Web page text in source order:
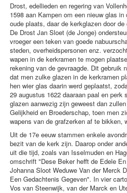
Drost, edellieden en regering van
1598 aan Kampen om een nieuw glas
oude plaats, daar de kerkglazen door
De Drost Jan Sloet (de Jonge)
vroeger een teken van goede
steden, overheidspersonen enz.
wapen in de kerkramen te mogen
rekening van de gevraagde. Dit gebruik
dat men zulke glazen in de kerkramen
hen wier glas daarin werd geplaatst,
29 augustus 1622 daaraan paal en
glazen aanwezig zijn geweest dan
Gelijkheid en Broederschap, toen men
wapens van de grafzerken af te bikken,
Uit de 17e eeuw stammen enkele
bezit van de kerk zijn. Daarop onder
uit die tijd, zoals van Isselmuden en
omschrift "Dese Beker hefft de Edele
Johanna Sloot Weduwe Van der Merck
Een Gedachtenis Gegeven". In vier
Vos van Steenwijk, van der Marck en